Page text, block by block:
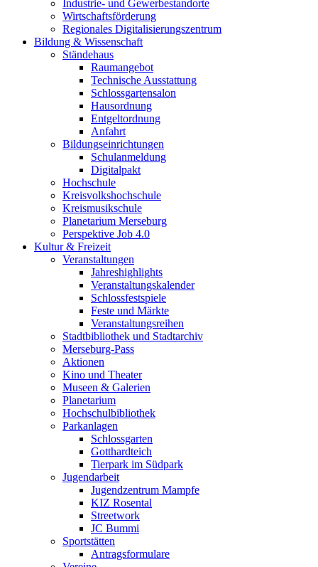
Industrie- und Gewerbestandorte
Wirtschaftsförderung
Regionales Digitalisierungszentrum
Bildung & Wissenschaft
Ständehaus
Raumangebot
Technische Ausstattung
Schlossgartensalon
Hausordnung
Entgeltordnung
Anfahrt
Bildungseinrichtungen
Schulanmeldung
Digitalpakt
Hochschule
Kreisvolkshochschule
Kreismusikschule
Planetarium Merseburg
Perspektive Job 4.0
Kultur & Freizeit
Veranstaltungen
Jahreshighlights
Veranstaltungskalender
Schlossfestspiele
Feste und Märkte
Veranstaltungsreihen
Stadtbibliothek und Stadtarchiv
Merseburg-Pass
Aktionen
Kino und Theater
Museen & Galerien
Planetarium
Hochschulbibliothek
Parkanlagen
Schlossgarten
Gotthardteich
Tierpark im Südpark
Jugendarbeit
Jugendzentrum Mampfe
KIZ Rosental
Streetwork
JC Bummi
Sportstätten
Antragsformulare